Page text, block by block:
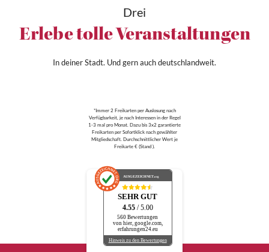
Drei
Erlebe tolle Veranstaltungen
In deiner Stadt. Und gern auch deutschlandweit.
*Immer 2 Freikarten per Auslosung nach
Verfügbarkeit, je nach Interessen in der Regel
1-3 mal pro Monat. Dazu bis 3x2 garantierte
Freikarten per Sofortklick nach gewählter
Mitgliedschaft. Durchschnittlicher Wert je
Freikarte € (Stand ).
AUSGEZEICHNET.org
SEHR GUT
4.55 / 5.00
560 Bewertungen
von hier, google.com,
erfahrungen24.eu
Hinweis zu den Bewertungen